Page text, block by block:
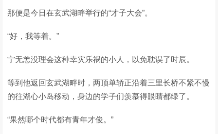
那便是今日在玄武湖畔举行的“才子大会”。
“好，我等着。”
宁无恙没理会这种幸灾乐祸的小人，以免耽误了时辰。
等到他返回玄武湖畔时，两顶单轿正沿着三里长桥不紧不慢
的往湖心小岛移动，身边的学子们羡慕得眼睛都绿了。
“果然哪个时代都有青年才俊。”